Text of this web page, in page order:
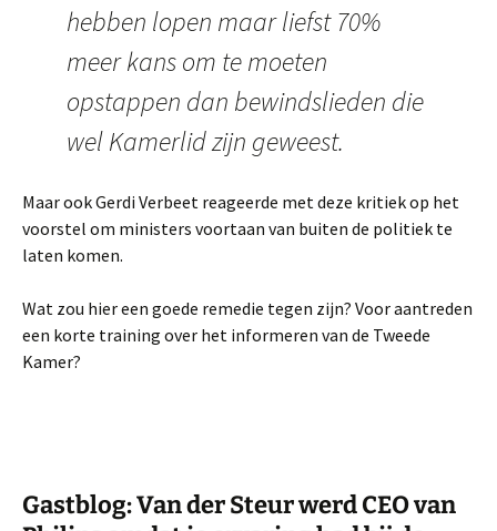
hebben lopen maar liefst 70%
meer kans om te moeten
opstappen dan bewindslieden die
wel Kamerlid zijn geweest.
Maar ook Gerdi Verbeet reageerde met deze kritiek op het
voorstel om ministers voortaan van buiten de politiek te
laten komen.
Wat zou hier een goede remedie tegen zijn? Voor aantreden
een korte training over het informeren van de Tweede
Kamer?
Gastblog: Van der Steur werd CEO van